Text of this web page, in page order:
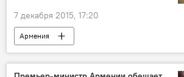
7 декабря 2015, 17:20
Армения
Руины памяти. Спитак. Землетрясение 1988 года